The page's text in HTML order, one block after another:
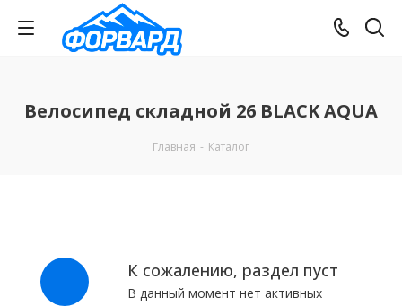
Велосипед складной 26 BLACK AQUA
Главная - Каталог
К сожалению, раздел пуст
В данный момент нет активных